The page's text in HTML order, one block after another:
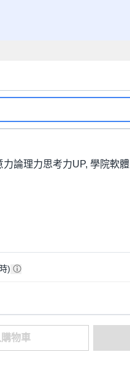
論理力思考力UP, 學院軟體
)
物車